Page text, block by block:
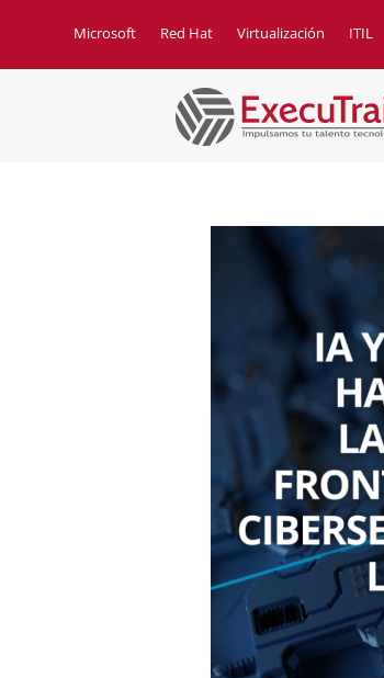
Microsoft Red Hat Virtualización ITIL